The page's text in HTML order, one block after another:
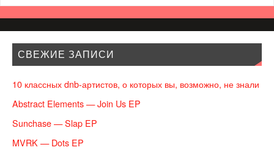
СВЕЖИЕ ЗАПИСИ
10 классных dnb-артистов, о которых вы, возможно, не знали
Abstract Elements — Join Us EP
Sunchase — Slap EP
MVRK — Dots EP